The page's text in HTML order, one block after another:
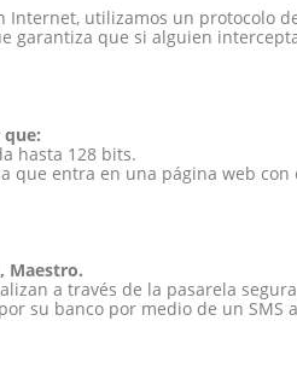
utilizamos un protocolo
garantiza que si alguien
hasta 128 bits.
que entra en una página web
Maestro.
a través de la pasarela
su banco por medio de un